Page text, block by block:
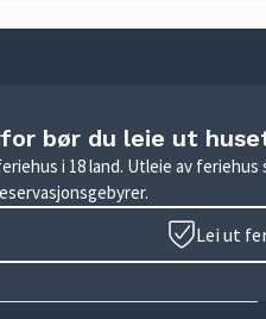
bør du leie ut
i 18 land. Utleie av
Lei ut